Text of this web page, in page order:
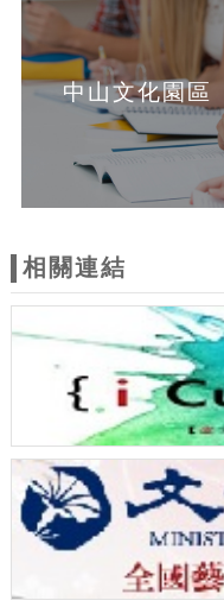
中山文化園區
相關連結